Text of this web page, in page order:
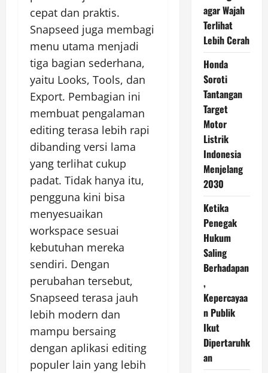
cepat dan praktis.
Snapseed juga membagi
menu utama menjadi
tiga bagian sederhana,
yaitu Looks, Tools, dan
Export. Pembagian ini
membuat pengalaman
editing terasa lebih rapi
dibanding versi lama
yang terlihat cukup
padat. Tidak hanya itu,
pengguna kini bisa
menyesuaikan
workspace sesuai
kebutuhan mereka
sendiri. Dengan
perubahan tersebut,
Snapseed terasa jauh
lebih modern dan
mampu bersaing
dengan aplikasi editing
populer lain yang lebih
agar Wajah
Terlihat
Lebih Cerah
Honda
Soroti
Tantangan
Target
Motor
Listrik
Indonesia
Menjelang
2030
Ketika
Penegak
Hukum
Saling
Berhadapan
,
Kepercayaa
n Publik
Ikut
Dipertaruhk
an